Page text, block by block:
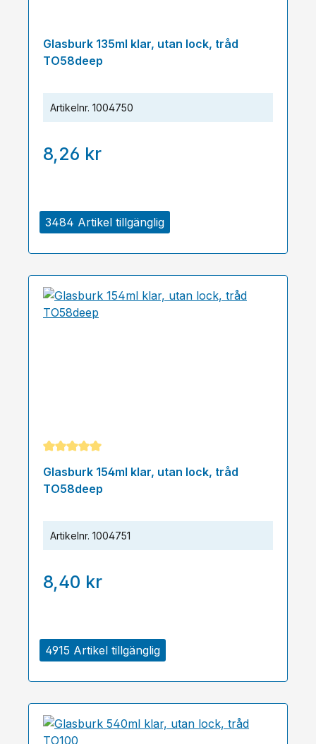
3484 Artikel tillgänglig
Glasburk 135ml klar, utan lock, tråd
TO58deep
Artikelnr. 1004750
8,26 kr
4915 Artikel tillgänglig
Genomsnittligt betyg på 5 av 5 stjärnor
Glasburk 154ml klar, utan lock, tråd
TO58deep
Artikelnr. 1004751
8,40 kr